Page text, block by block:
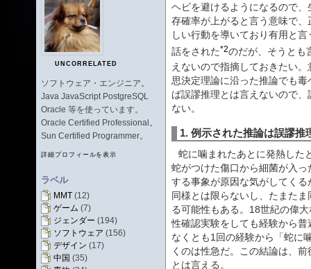
UNCORRELATED
ソフトウェア・エンジニア。
Java JavaScript PostgreSQL
Oracle 等を使っています。
Oracle Certified Professional。
Sun Certified Programmer。
詳細プロフィールを表示
ラベル
MMT (12)
ゲーム (7)
ジェンダー (194)
ソフトウェア (156)
デザイン (17)
中国 (35)
ヘビを避けるようになるので、
存確率が上がると言う意味で、
しい行動を導いており有用と言
話をされた*2のだが、そうとも
えないので指摘しておきたい。
思決定理論に沿った推論でも
ば誤謬推理とは言えないので
ない。
1. 例示された推論は誤謬推
蛇に噛まれたあとに発熱した
蛇がつけた傷口から細菌が入
する事象が原因な気がしてく
同様とは限らないし、たまた
る可能性もある。18世紀の偉
性確認実験をしても経験から
なくとも1回の経験から「蛇に
くのは性急だ。この結論は、
とは言える。